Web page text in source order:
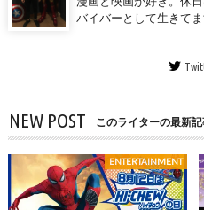
バイバーとして生きてま
NEW POST このライターの最新
ENTERTAINMENT